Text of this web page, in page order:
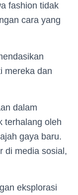
fashion tidak
cara yang
mereka dan
dalam
terhalang oleh
gaya baru.
di media sosial,
eksplorasi